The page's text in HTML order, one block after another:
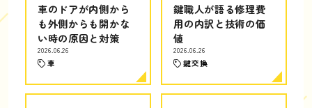
車のドアが内側から
も外側からも開かな
い時の原因と対策
2026.06.26
車
鍵職人が語る修理費
用の内訳と技術の価
値
2026.06.26
鍵交換